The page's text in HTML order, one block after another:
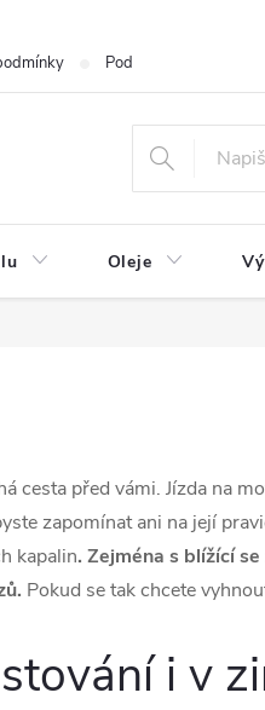
Podmínky ochrany
Oleje
cesta před vámi. Jízda na
zapomínat ani na její
kapalin. Zejména s blížící
Pokud se tak chcete
i v